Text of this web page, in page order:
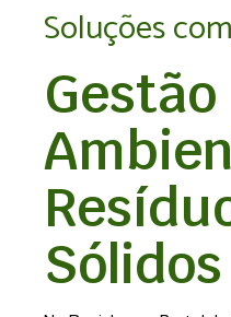
Soluções
Gestão
Sólidos